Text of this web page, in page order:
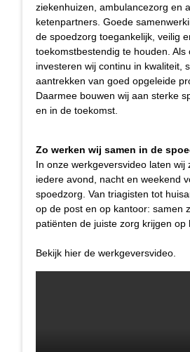
ziekenhuizen, ambulancezorg en
ketenpartners. Goede
de spoedzorg toegankelijk, veilig
toekomstbestendig te houden. Als
investeren wij continu in kwaliteit,
aantrekken van goed opgeleide
Daarmee bouwen wij aan sterke
en in de toekomst.
Zo werken wij samen in de
In onze werkgeversvideo laten wij
iedere avond, nacht en weekend
spoedzorg. Van triagisten tot
op de post en op kantoor: samen
patiënten de juiste zorg krijgen op
Bekijk hier de werkgeversvideo.